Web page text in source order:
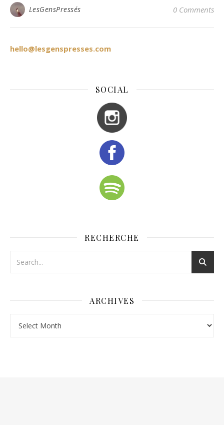
LesGensPressés 0 Comments
hello@lesgenspresses.com
SOCIAL
RECHERCHE
ARCHIVES